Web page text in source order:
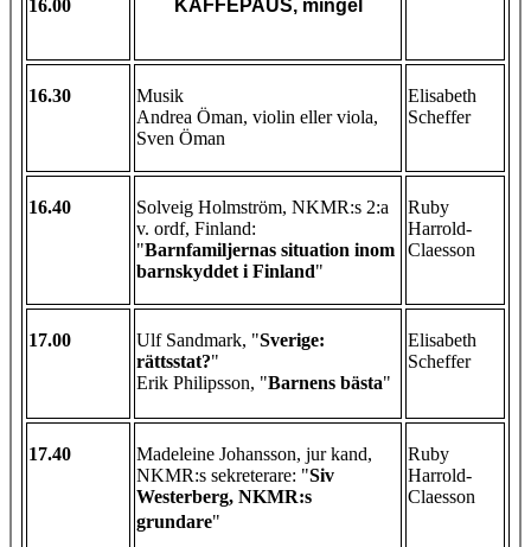
16.00 KAFFEPAUS, mingel
16.30
Musik
Andrea Öman, violin eller viola,
Sven Öman
Elisabeth
Scheffer
16.40
Solveig Holmström, NKMR:s 2:a
v. ordf, Finland:
"Barnfamiljernas situation inom
barnskyddet i Finland"
Ruby
Harrold-
Claesson
17.00 Ulf Sandmark, "Sverige:
rättsstat?"
Erik Philipsson, "Barnens bästa"
Elisabeth
Scheffer
17.40
Madeleine Johansson, jur kand,
NKMR:s sekreterare: "Siv
Westerberg, NKMR:s
grundare"
Ruby
Harrold-
Claesson